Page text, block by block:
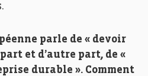
parle de « devoir
et d’autre part, de «
durable ». Comment